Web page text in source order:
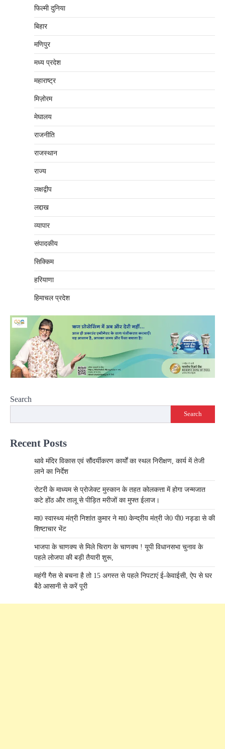
फिल्मी दुनिया
बिहार
मणिपुर
मध्‍य प्रदेश
महाराष्‍ट्र
मिज़ोरम
मेघालय
राजनीति
राजस्थान
राज्य
लक्षद्वीप
लद्दाख
व्यापार
संपादकीय
सिक्किम
हरियाणा
हिमाचल प्रदेश
Search
Search
Recent Posts
थावे मंदिर विकास एवं सौंदर्यीकरण कार्यों का स्थल निरीक्षण, कार्य में तेजी
लाने का निर्देश
रोटरी के माध्यम से प्रोजेक्ट मुस्कान के तहत कोलकत्ता में होगा जन्मजात
कटे होंठ और तालू से पीड़ित मरीजों का मुफ्त ईलाज।
मा0 स्वास्थ्य मंत्री निशांत कुमार ने मा0 केन्द्रीय मंत्री जे0 पी0 नड्डा से की
शिष्टाचार भेंट
भाजपा के चाणक्य से मिले चिराग के चाणक्य ! यूपी विधानसभा चुनाव के
पहले लोजपा की बड़ी तैयारी शुरू,
महंगी गैस से बचना है तो 15 अगस्त से पहले निपटाएं ई-केवाईसी, ऐप से घर
बैठे आसानी से करें पूरी